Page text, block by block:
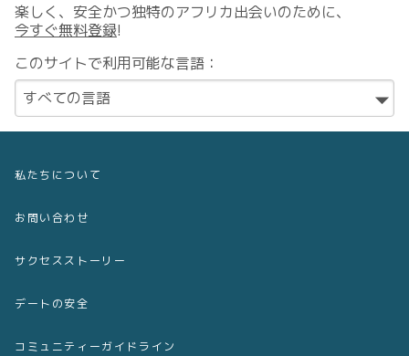
楽しく、安全かつ独特のアフリカ出会いのために、
今すぐ無料登録!
このサイトで利用可能な言語：
私たちについて
お問い合わせ
サクセスストーリー
デートの安全
コミュニティーガイドライン